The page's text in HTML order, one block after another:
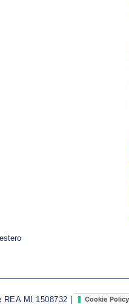
MI 1508732 | Cookie Policy